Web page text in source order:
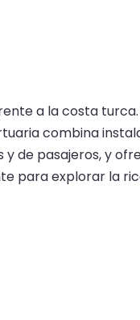
a la costa
combina
de pasajeros, y
explorar la